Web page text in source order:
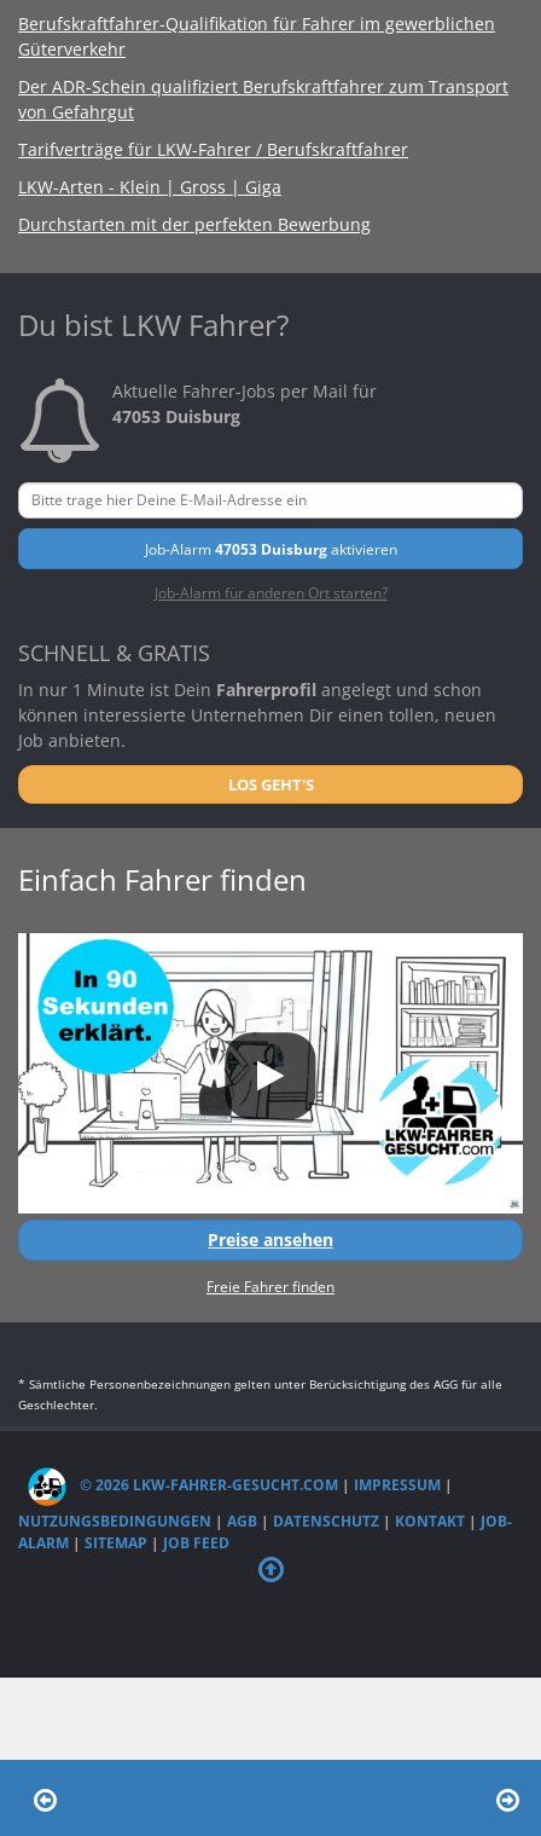
Berufskraftfahrer-Qualifikation für Fahrer im gewerblichen
Güterverkehr
Der ADR-Schein qualifiziert Berufskraftfahrer zum Transport
von Gefahrgut
Tarifverträge für LKW-Fahrer / Berufskraftfahrer
LKW-Arten - Klein | Gross | Giga
Durchstarten mit der perfekten Bewerbung
Du bist LKW Fahrer?
Aktuelle Fahrer-Jobs per Mail für
47053 Duisburg
Job-Alarm47053 Duisburgaktivieren
Job-Alarm für anderen Ort starten?
SCHNELL & GRATIS
In nur 1 Minute ist Dein Fahrerprofil angelegt und schon
können interessierte Unternehmen Dir einen tollen, neuen
Job anbieten.
LOS GEHT'S
Einfach Fahrer finden
Preise ansehen
Freie Fahrer finden
* Sämtliche Personenbezeichnungen gelten unter Berücksichtigung des AGG für alle
Geschlechter.
© 2026 LKW-FAHRER-GESUCHT.COM | IMPRESSUM |
NUTZUNGSBEDINGUNGEN | AGB | DATENSCHUTZ | KONTAKT | JOB-
ALARM | SITEMAP | JOB FEED